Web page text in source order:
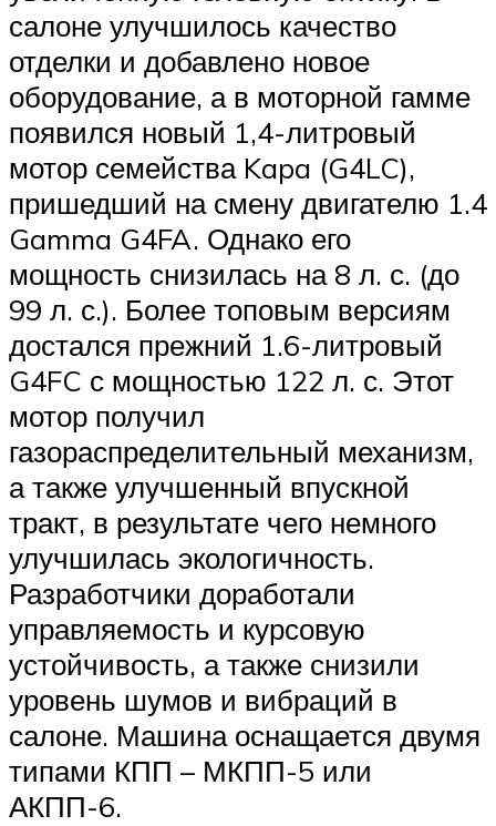
салоне улучшилось качество
отделки и добавлено новое
оборудование, а в моторной гамме
появился новый 1,4-литровый
мотор семейства Kapa (G4LC),
пришедший на смену двигателю 1.4
Gamma G4FA. Однако его
мощность снизилась на 8 л. с. (до
99 л. с.). Более топовым версиям
достался прежний 1.6-литровый
G4FC с мощностью 122 л. с. Этот
мотор получил
газораспределительный механизм,
а также улучшенный впускной
тракт, в результате чего немного
улучшилась экологичность.
Разработчики доработали
управляемость и курсовую
устойчивость, а также снизили
уровень шумов и вибраций в
салоне. Машина оснащается двумя
типами КПП – МКПП-5 или
АКПП-6.